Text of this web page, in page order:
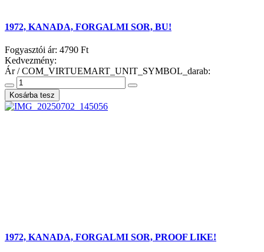
1972, KANADA, FORGALMI SOR, BU!
Fogyasztói ár: 4790 Ft
Kedvezmény:
Ár / COM_VIRTUEMART_UNIT_SYMBOL_darab:
1972, KANADA, FORGALMI SOR, PROOF LIKE!